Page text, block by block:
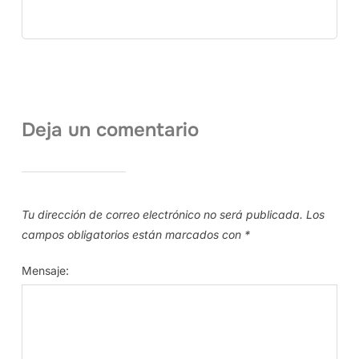
Deja un comentario
Tu dirección de correo electrónico no será publicada. Los
campos obligatorios están marcados con *
Mensaje: